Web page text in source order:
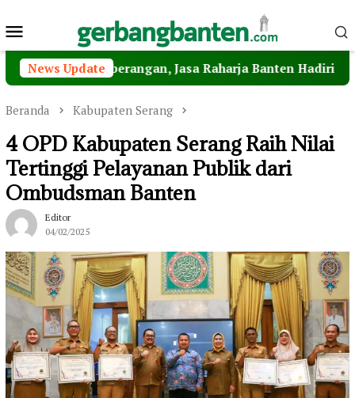
ke
Menu
Mobile
News UpdateJasa Raharja Banten Hadiri Peresmian
Beranda Kabupaten Serang
4 OPD Kabupaten Serang Raih Nilai
Tertinggi Pelayanan Publik dari
Ombudsman Banten
Editor
04/02/2025